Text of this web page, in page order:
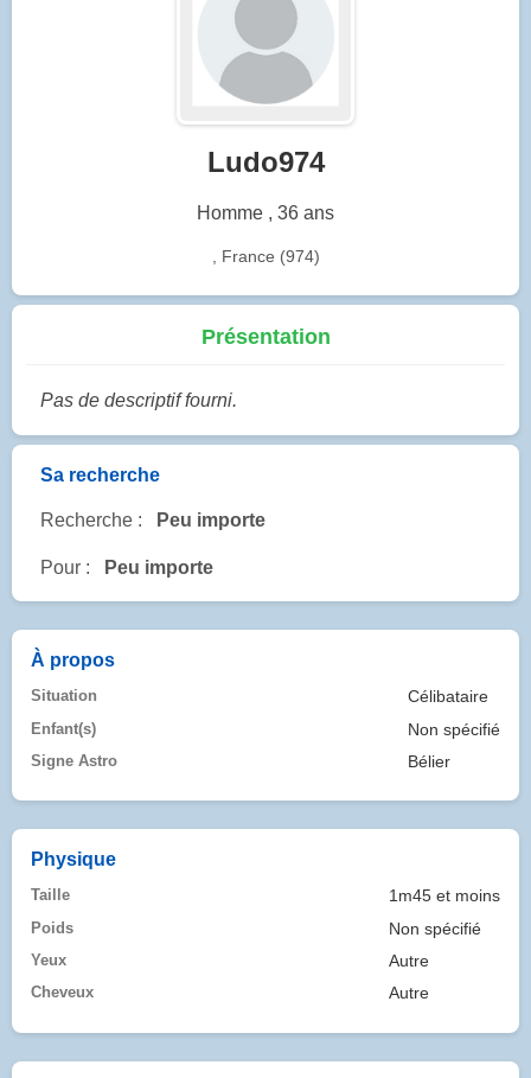
Ludo974
Homme , 36 ans
, France (974)
Présentation
Pas de descriptif fourni.
Sa recherche
Recherche : Peu importe
Pour : Peu importe
À propos
Situation Célibataire
Enfant(s) Non spécifié
Signe Astro Bélier
Physique
Taille 1m45 et moins
Poids Non spécifié
Yeux Autre
Cheveux Autre